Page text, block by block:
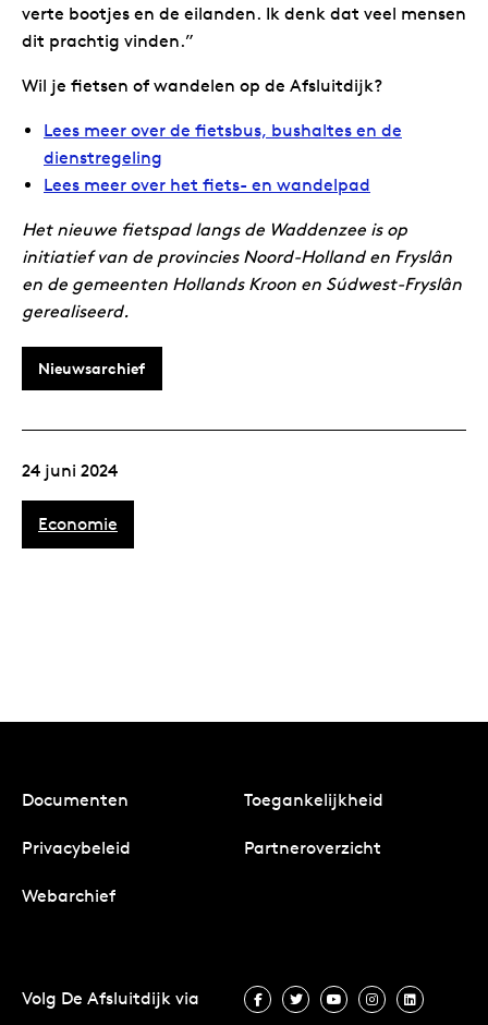
24 juni 2024
Economie
verte bootjes en de eilanden. Ik denk dat veel mensen
dit prachtig vinden.”
Wil je fietsen of wandelen op de Afsluitdijk?
Lees meer over de fietsbus, bushaltes en de
dienstregeling
Lees meer over het fiets- en wandelpad
Het nieuwe fietspad langs de Waddenzee is op
initiatief van de provincies Noord-Holland en Fryslân
en de gemeenten Hollands Kroon en Súdwest-Fryslân
gerealiseerd.
Nieuwsarchief
Documenten Toegankelijkheid
Privacybeleid Partneroverzicht
Webarchief
Volg De Afsluitdijk via Volg De Afsluitdijk via Facebook
Volg De Afsluitdijk via
Volg De Afsluitdijk via
Volg De